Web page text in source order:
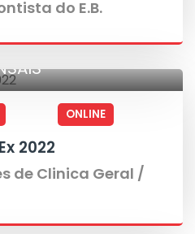
do E.B.
ONLINE
2022
de Clinica Geral /